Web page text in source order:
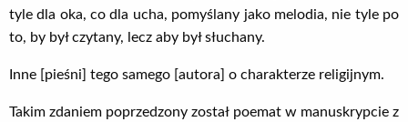
tyle dla oka, co dla ucha, pomyślany jako melodia, nie tyle po
to, by był czytany, lecz aby był słuchany.
Inne [pieśni] tego samego [autora] o charakterze religijnym.
Takim zdaniem poprzedzony został poemat w manuskrypcie z